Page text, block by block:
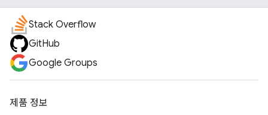
Stack Overflow
GitHub
Google Groups
제품 정보